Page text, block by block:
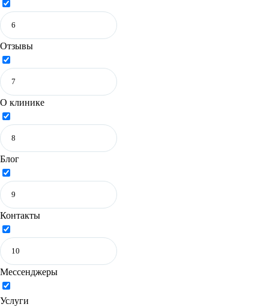
Отзывы
О клинике
Блог
Контакты
Мессенджеры
Услуги